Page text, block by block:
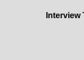
Interview